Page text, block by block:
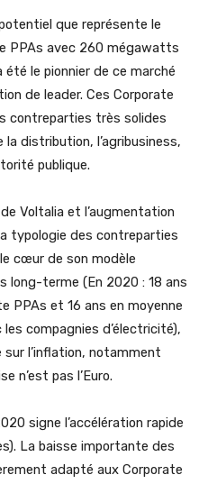
que représente le
PPAs avec 260 mégawatts
le pionnier de ce marché
de leader. Ces Corporate
contreparties très solides
distribution, l’agribusiness,
publique.
Voltalia et l’augmentation
typologie des contreparties
cœur de son modèle
long-terme (En 2020 : 18 ans
PPAs et 16 ans en moyenne
compagnies d’électricité),
l’inflation, notamment
n’est pas l’Euro.
signe l’accélération rapide
La baisse importante des
adapté aux Corporate